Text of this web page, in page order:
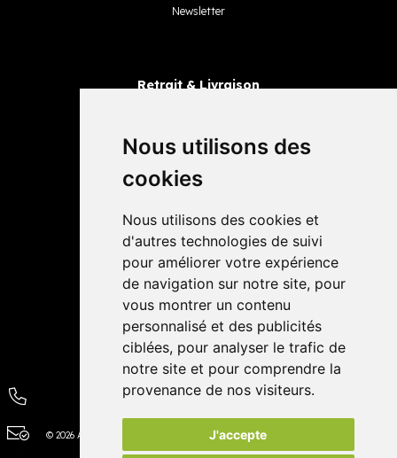
Nous utilisons des
cookies
Nous utilisons des cookies et
d'autres technologies de suivi
pour améliorer votre expérience
de navigation sur notre site, pour
vous montrer un contenu
personnalisé et des publicités
ciblées, pour analyser le trafic de
notre site et pour comprendre la
provenance de nos visiteurs.
J'accepte
Newsletter
Retrait & Livraison
Livraisons
4,4 / 5 65 avis
© 2026 Autour de la Pharmacie Tous droits réservés